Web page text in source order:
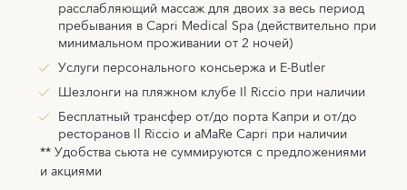
расслабляющий массаж для двоих за весь период
пребывания в Capri Medical Spa (действительно при
минимальном проживании от 2 ночей)
Услуги персонального консьержа и E-Butler
Шезлонги на пляжном клубе Il Riccio при наличии
Бесплатный трансфер от/до порта Капри и от/до
ресторанов Il Riccio и aMaRe Capri при наличии
** Удобства сьюта не суммируются с предложениями
и акциями